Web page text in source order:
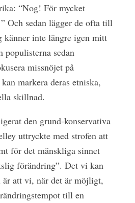
“Nog! För mycket
Och sedan lägger de ofta till
känner inte längre igen mitt
populisterna sedan
missnöjet på
markera deras etniska,
skillnad.
den grund-konservativa
uttryckte med strofen att
för det mänskliga sinnet
förändring”. Det vi kan
är att vi, när det är möjligt,
till en